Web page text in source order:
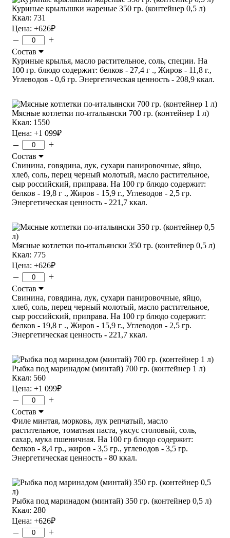
Куриные крылышки жареные 350 гр. (контейнер 0,5 л)
Ккал: 731
Цена: +626₽
– +
Состав
Куриные крылья, масло растительное, соль, специи. На
100 гр. блюдо содержит: белков - 27,4 г ., Жиров - 11,8 г.,
Углеводов - 0,6 гр. Энергетическая ценность - 208,9 ккал.
Мясные котлетки по-итальянски 700 гр. (контейнер 1 л)
Ккал: 1550
Цена: +1 099₽
– +
Состав
Свинина, говядина, лук, сухари панировочные, яйцо,
хлеб, соль, перец черный молотый, масло растительное,
сыр российский, приправа. На 100 гр блюдо содержит:
белков - 19,8 г ., Жиров - 15,9 г., Углеводов - 2,5 гр.
Энергетическая ценность - 221,7 ккал.
Мясные котлетки по-итальянски 350 гр. (контейнер 0,5 л)
Ккал: 775
Цена: +626₽
– +
Состав
Свинина, говядина, лук, сухари панировочные, яйцо,
хлеб, соль, перец черный молотый, масло растительное,
сыр российский, приправа. На 100 гр блюдо содержит:
белков - 19,8 г ., Жиров - 15,9 г., Углеводов - 2,5 гр.
Энергетическая ценность - 221,7 ккал.
Рыбка под маринадом (минтай) 700 гр. (контейнер 1 л)
Ккал: 560
Цена: +1 099₽
– +
Состав
Филе минтая, морковь, лук репчатый, масло
растительное, томатная паста, уксус столовый, соль,
сахар, мука пшеничная. На 100 гр блюдо содержит:
белков - 8,4 гр., жиров - 3,5 гр., углеводов - 3,5 гр.
Энергетическая ценность - 80 ккал.
Рыбка под маринадом (минтай) 350 гр. (контейнер 0,5 л)
Ккал: 280
Цена: +626₽
– +